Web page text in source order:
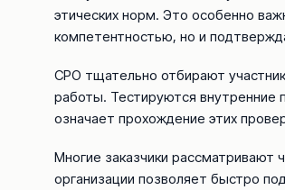
этических норм. Это особенно
компетентностью, но и
СРО тщательно отбирают
работы. Тестируются внутренние
означает прохождение этих
Многие заказчики рассматривают
организации позволяет быстро